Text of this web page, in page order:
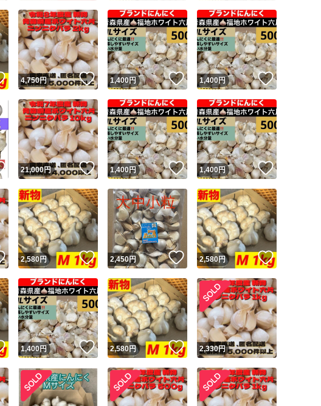
いいね！
4,750円 いいね！
1,400円 いいね！
1,400円 いいね！
いいね！
21,000円 いいね！
1,400円 いいね！
1,400円 いいね！
いいね！
2,580円 いいね！
2,450円 いいね！
2,580円 いいね！
いいね！
1,400円 いいね！
2,580円 いいね！
2,330円